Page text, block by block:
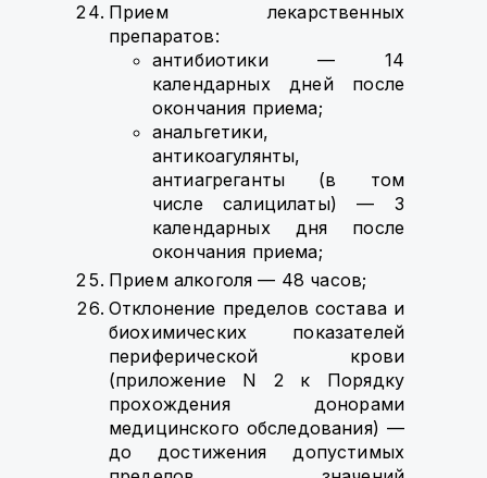
Прием лекарственных
препаратов:
антибиотики — 14
календарных дней после
окончания приема;
анальгетики,
антикоагулянты,
антиагреганты (в том
числе салицилаты) — 3
календарных дня после
окончания приема;
Прием алкоголя — 48 часов;
Отклонение пределов состава и
биохимических показателей
периферической крови
(приложение N 2 к Порядку
прохождения донорами
медицинского обследования) —
до достижения допустимых